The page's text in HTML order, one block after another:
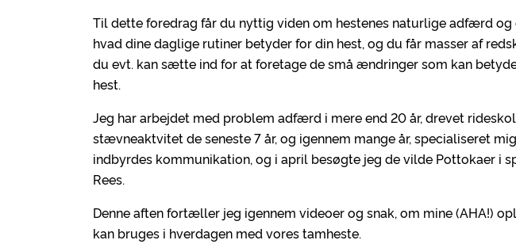
Til dette foredrag får du nyttig viden om hestenes naturlige adfærd
hvad dine daglige rutiner betyder for din hest, og du får masser af
du evt. kan sætte ind for at foretage de små ændringer som kan
hest.
Jeg har arbejdet med problem adfærd i mere end 20 år, drevet
stævneaktvitet de seneste 7 år, og igennem mange år, specialiseret
indbyrdes kommunikation, og i april besøgte jeg de vilde Pottokaer i
Rees.
Denne aften fortæller jeg igennem videoer og snak, om mine (AHA!)
kan bruges i hverdagen med vores tamheste.